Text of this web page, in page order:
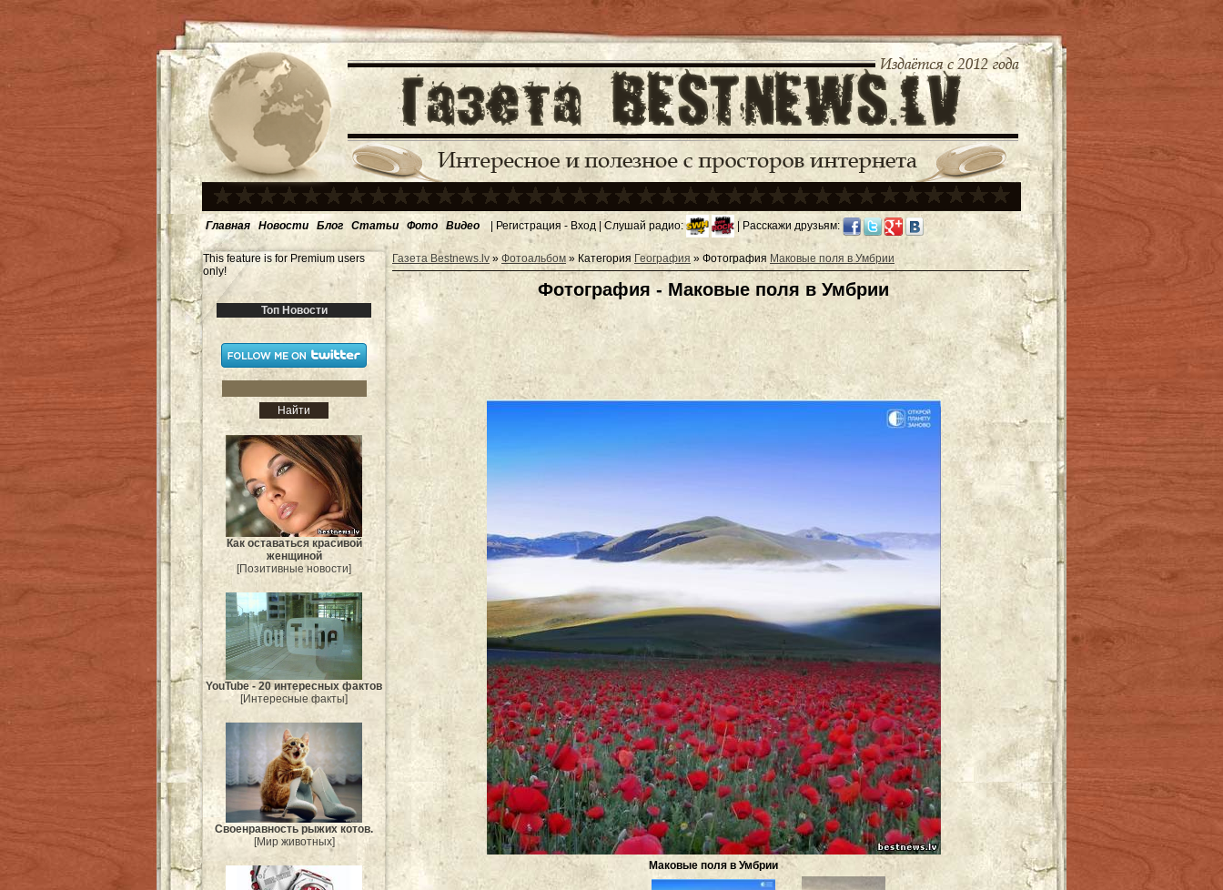
Главная Новости Блог Статьи Фото Видео | Регистрация - Вход | Слушай радио: | Расскажи друзьям:
This feature is for Premium users
only!
Топ Новости
Как оставаться красивой
женщиной
[Позитивные новости]
YouTube - 20 интересных фактов
[Интересные факты]
Своенравность рыжих котов.
[Мир животных]
Газета Bestnews.lv» Фотоальбом » Категория География » Фотография Маковые поля в Умбрии
Фотография - Маковые поля в Умбрии
Маковые поля в Умбрии